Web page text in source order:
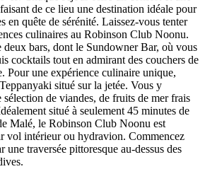
de ce lieu une destination idéale pour
en quête de sérénité. Laissez-vous tenter
culinaires au Robinson Club Noonu.
deux bars, dont le Sundowner Bar, où vous
cocktails tout en admirant des couchers de
Pour une expérience culinaire unique,
situé sur la jetée. Vous y
de viandes, de fruits de mer frais
situé à seulement 45 minutes de
Malé, le Robinson Club Noonu est
vol intérieur ou hydravion. Commencez
une traversée pittoresque au-dessus des